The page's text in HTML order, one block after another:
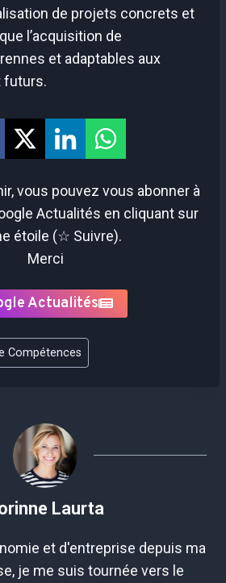
de projets concrets et
l’acquisition de
et adaptables aux
futurs.
vous pouvez vous abonner à
Actualités en cliquant sur
étoile (☆ Suivre).
Merci
Actualités
Compétences
Laurta
et d'entreprise depuis ma
je me suis tournée vers le